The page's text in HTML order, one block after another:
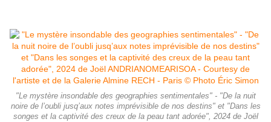
"Le mystère insondable des geographies sentimentales" - "De la nuit
noire de l’oubli jusq’aux notes imprévisible de nos destins" et "Dans les
songes et la captivité des creux de la peau tant adorée", 2024 de Joël